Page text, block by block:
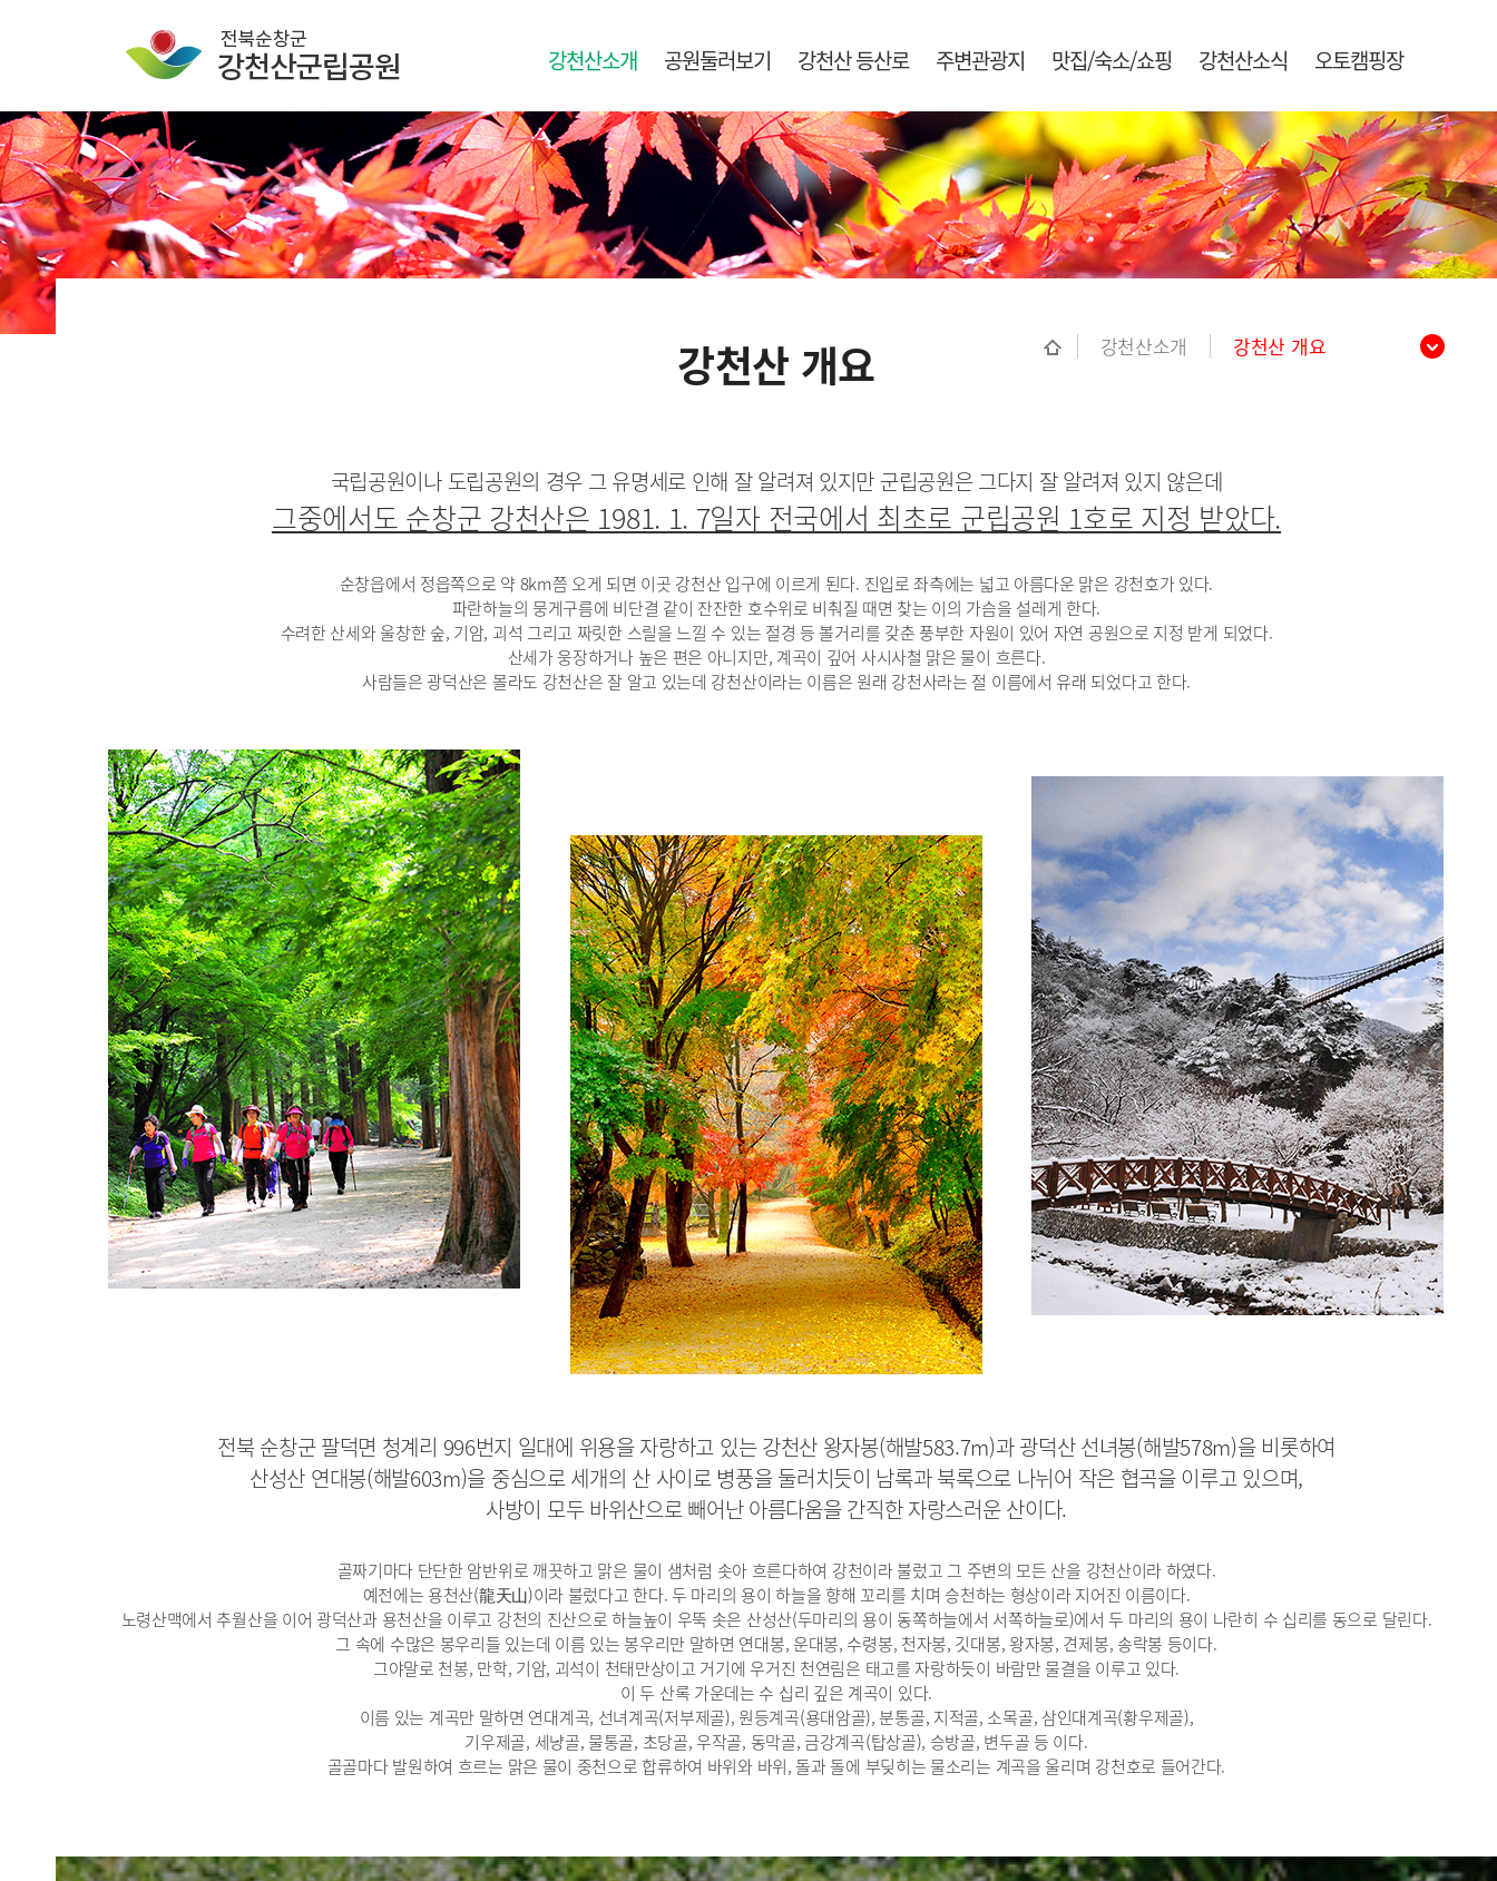
강천산소개 공원둘러보기 강천산 등산로 주변관광지 맛집/숙소/쇼핑 강천산소식 오토캠핑장
강천산 개요 강천산소개 강천산 개요
국립공원이나 도립공원의 경우 그 유명세로 인해 잘 알려져 있지만 군립공원은 그다지 잘 알려져 있지 않은데
그중에서도 순창군 강천산은 1981. 1. 7일자 전국에서 최초로 군립공원 1호로 지정 받았다.
순창읍에서 정읍쪽으로 약 8km쯤 오게 되면 이곳 강천산 입구에 이르게 된다. 진입로 좌측에는 넓고 아름다운 맑은 강천호가 있다.
파란하늘의 뭉게구름에 비단결 같이 잔잔한 호수위로 비춰질 때면 찾는 이의 가슴을 설레게 한다.
수려한 산세와 울창한 숲, 기암, 괴석 그리고 짜릿한 스릴을 느낄 수 있는 절경 등 볼거리를 갖춘 풍부한 자원이 있어 자연 공원으로 지정 받게 되었다.
산세가 웅장하거나 높은 편은 아니지만, 계곡이 깊어 사시사철 맑은 물이 흐른다.
사람들은 광덕산은 몰라도 강천산은 잘 알고 있는데 강천산이라는 이름은 원래 강천사라는 절 이름에서 유래 되었다고 한다.
전북 순창군 팔덕면 청계리 996번지 일대에 위용을 자랑하고 있는 강천산 왕자봉(해발583.7m)과 광덕산 선녀봉(해발578m)을 비롯하여
산성산 연대봉(해발603m)을 중심으로 세개의 산 사이로 병풍을 둘러치듯이 남록과 북록으로 나뉘어 작은 협곡을 이루고 있으며,
사방이 모두 바위산으로 빼어난 아름다움을 간직한 자랑스러운 산이다.
골짜기마다 단단한 암반위로 깨끗하고 맑은 물이 샘처럼 솟아 흐른다하여 강천이라 불렀고 그 주변의 모든 산을 강천산이라 하였다.
예전에는 용천산(龍天山)이라 불렀다고 한다. 두 마리의 용이 하늘을 향해 꼬리를 치며 승천하는 형상이라 지어진 이름이다.
노령산맥에서 추월산을 이어 광덕산과 용천산을 이루고 강천의 진산으로 하늘높이 우뚝 솟은 산성산(두마리의 용이 동쪽하늘에서 서쪽하늘로)에서 두 마리의 용이 나란히 수 십리를 동으로 달린다.
그 속에 수많은 봉우리들 있는데 이름 있는 봉우리만 말하면 연대봉, 운대봉, 수령봉, 천자봉, 깃대봉, 왕자봉, 견제봉, 송락봉 등이다.
그야말로 천봉, 만학, 기암, 괴석이 천태만상이고 거기에 우거진 천연림은 태고를 자랑하듯이 바람만 물결을 이루고 있다.
이 두 산록 가운데는 수 십리 깊은 계곡이 있다.
이름 있는 계곡만 말하면 연대계곡, 선녀계곡(저부제골), 원등계곡(용대암골), 분통골, 지적골, 소목골, 삼인대계곡(황우제골),
기우제골, 세냥골, 물통골, 초당골, 우작골, 동막골, 금강계곡(탑상골), 승방골, 변두골 등 이다.
골골마다 발원하여 흐르는 맑은 물이 중천으로 합류하여 바위와 바위, 돌과 돌에 부딪히는 물소리는 계곡을 울리며 강천호로 들어간다.